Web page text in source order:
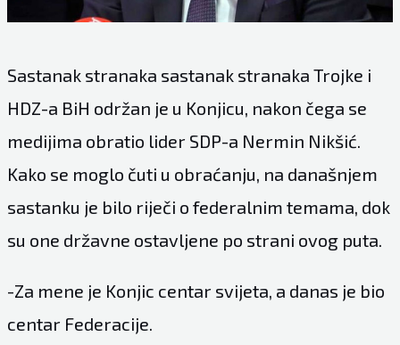
Sastanak stranaka sastanak stranaka Trojke i
HDZ-a BiH održan je u Konjicu, nakon čega se
medijima obratio lider SDP-a Nermin Nikšić.
Kako se moglo čuti u obraćanju, na današnjem
sastanku je bilo riječi o federalnim temama, dok
su one državne ostavljene po strani ovog puta.
-Za mene je Konjic centar svijeta, a danas je bio
centar Federacije.